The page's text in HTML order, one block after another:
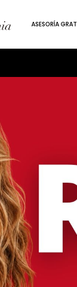
ASESORÍA